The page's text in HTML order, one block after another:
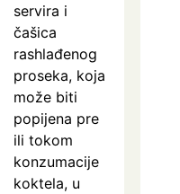
servira i
čašica
rashlađenog
proseka, koja
može biti
popijena pre
ili tokom
konzumacije
koktela, u